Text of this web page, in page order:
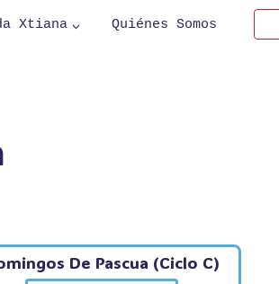
Xtiana Quiénes Somos
De Pascua (Ciclo C)